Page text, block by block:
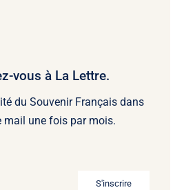
vous à La Lettre.
du Souvenir Français dans
mail une fois par mois.
S'inscrire